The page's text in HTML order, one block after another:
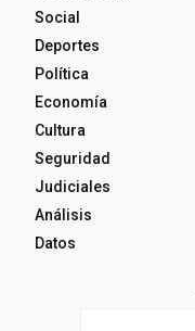
Social
Deportes
Política
Economía
Cultura
Seguridad
Judiciales
Análisis
Datos